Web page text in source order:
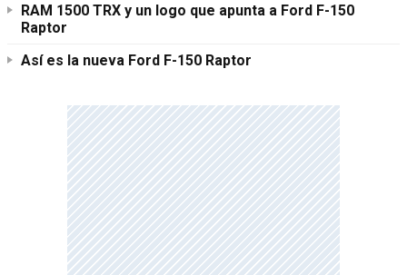
RAM 1500 TRX y un logo que apunta a Ford F-150
Raptor
Así es la nueva Ford F-150 Raptor